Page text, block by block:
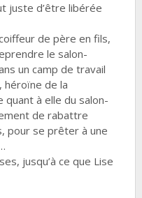
juste d’être libérée
de père en fils,
le salon-
un camp de travail
héroïne de la
quant à elle du salon-
de rabattre
pour se prêter à une
jusqu’à ce que Lise